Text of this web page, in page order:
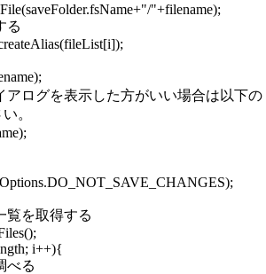
"+filename);
る
アログを表示した方がいい場合は以下の
。
覧を取得する
i++){
べる